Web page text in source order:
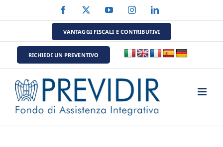
al
Facebook YouTubeInstagramLinkedIn
VANTAGGI FISCALI E CONTRIBUTIVI
RICHIEDI UN PREVENTIVO